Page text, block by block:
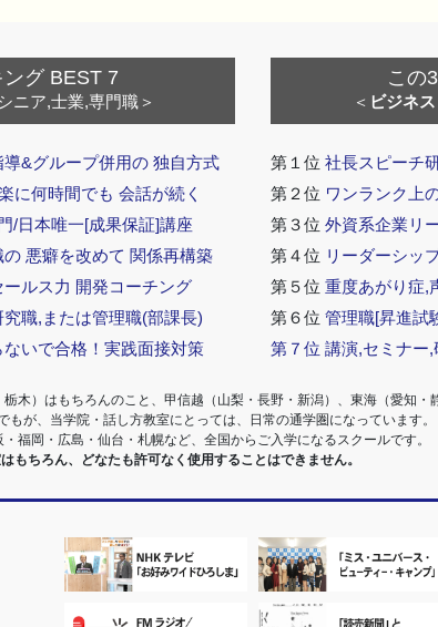
グ BEST 7
ニア,士業,専門職＞
&グループ併用の 独自方式
に何時間でも 会話が続く
/日本唯一[成果保証]講座
悪癖を改めて 関係再構築
ルス力 開発コーチング
職,または管理職(部課長)
いで合格！実践面接対策
この
＜ ビジネ
第１位 社長スピーチ
第２位 ワンランク上
第３位 外資系企業リ
第４位 リーダーシッ
第５位 重度あがり症,
第６位 管理職[昇進試
第７位 講演,セミナー
木）はもちろんのこと、甲信越（山梨・長野・新潟）、東海（愛知
が、当学院・話し方教室にとっては、日常の通学圏になっています。
福岡・広島・仙台・札幌など、全国からご入学になるスクールです。
ちろん、どなたも許可なく使用することはできません。